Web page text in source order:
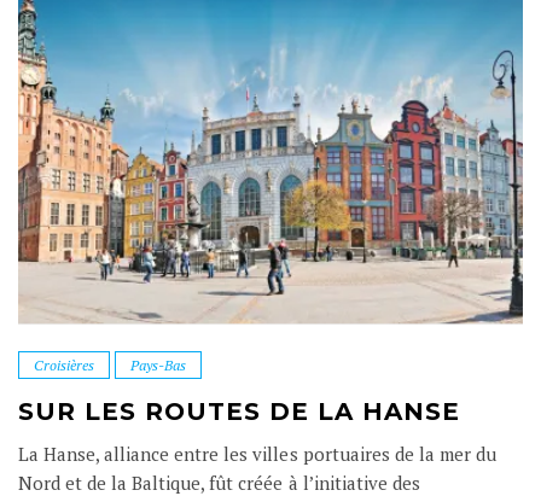
Croisières Pays-Bas
SUR LES ROUTES DE LA HANSE
La Hanse, alliance entre les villes portuaires de la mer du
Nord et de la Baltique, fût créée à l’initiative des